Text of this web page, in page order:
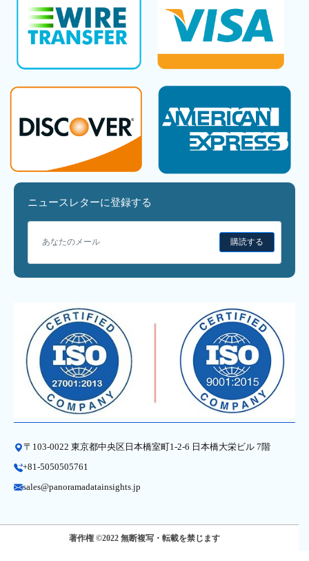
ニュースレターに登録する
購読する
〒103-0022 東京都中央区日本橋室町1-2-6 日本橋大栄ビル 7階
+81-5050505761
sales@panoramadatainsights.jp
著作権 ©2022 無断複写・転載を禁じます